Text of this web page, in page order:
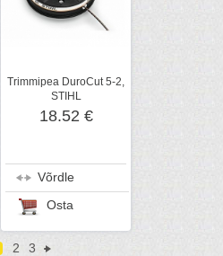
Trimmipea DuroCut 5-2,
STIHL
18.52 €
Võrdle
Osta
2 3